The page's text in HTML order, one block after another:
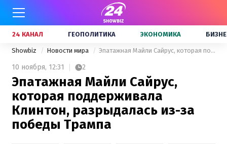
24 КАНАЛ ГЕОПОЛИТИКА ЭКОНОМИКА
Showbiz Новости мира Эпатажная Майли Сайрус, которая поддерживала Клинтон, разрыдалась из-за победы Трампа
10 ноября, 12:31 2
Эпатажная Майли Сайрус,
которая поддерживала
Клинтон, разрыдалась из-за
победы Трампа